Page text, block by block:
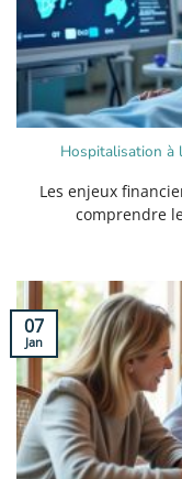
Hospitalisation à
Les enjeux
comprendre
07
Jan